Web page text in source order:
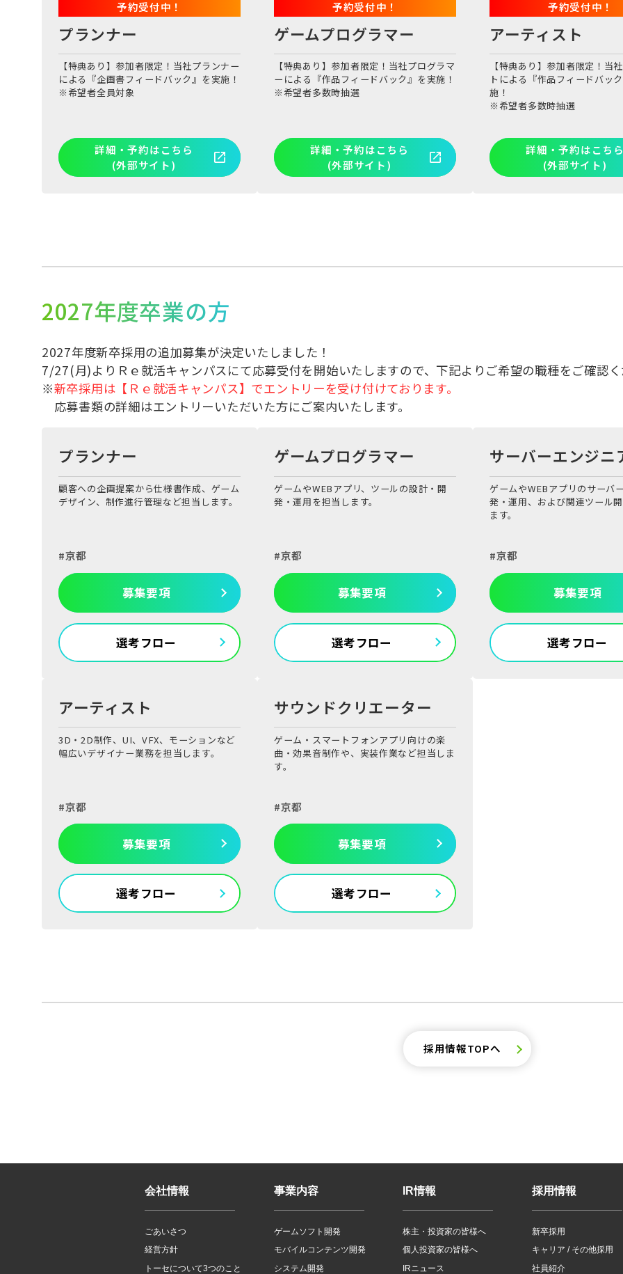
予約受付中！
プランナー
【特典あり】参加者限定！当社プランナー
による『企画書フィードバック』を実施！
※希望者全員対象
詳細・予約はこちら
(外部サイト)
予約受付中！
ゲームプログラマー
【特典あり】参加者限定！当社プログラマ
ーによる『作品フィードバック』を実施！
※希望者多数時抽選
詳細・予約はこちら
(外部サイト)
予約受付中！
アーティスト
【特典あり】参加者限定！当
トによる『作品フィードバッ
施！
※希望者多数時抽選
詳細・予約はこちら
(外部サイト)
2027年度卒業の方
2027年度新卒採用の追加募集が決定いたしました！
7/27(月)よりＲｅ就活キャンパスにて応募受付を開始いたしますので、下記よりご希望の職種をご確認く
※新卒採用は【Ｒｅ就活キャンパス】でエントリーを受け付けております。
応募書類の詳細はエントリーいただいた方にご案内いたします。
プランナー
顧客への企画提案から仕様書作成、ゲーム
デザイン、制作進行管理など担当します。
京都
募集要項
選考フロー
ゲームプログラマー
ゲームやWEBアプリ、ツールの設計・開
発・運用を担当します。
京都
募集要項
選考フロー
サーバーエンジニ
ゲームやWEBアプリのサーバ
発・運用、および関連ツール
ます。
京都
募集要項
選考フロー
アーティスト
3D・2D制作、UI、VFX、モーションなど
幅広いデザイナー業務を担当します。
京都
募集要項
選考フロー
サウンドクリエーター
ゲーム・スマートフォンアプリ向けの楽
曲・効果音制作や、実装作業など担当しま
す。
京都
募集要項
選考フロー
採用情報TOPへ
会社情報
ごあいさつ
経営方針
トーセについて3つのこと
事業内容
ゲームソフト開発
モバイルコンテンツ開発
システム開発
IR情報
株主・投資家の皆様へ
個人投資家の皆様へ
IRニュース
採用情報
新卒採用
キャリア / その他採用
社員紹介